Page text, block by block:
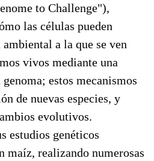
to Challenge"),
las células pueden
a la que se ven
vivos mediante una
estos mecanismos
de nuevas especies, y
evolutivos.
estudios genéticos
maíz, realizando numerosas